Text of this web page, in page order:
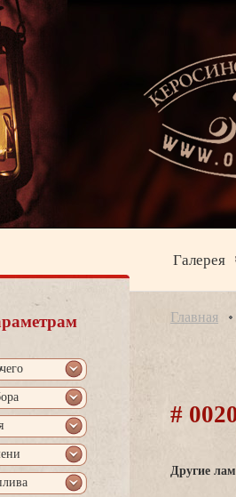
Галерея
Главная
#
Другие